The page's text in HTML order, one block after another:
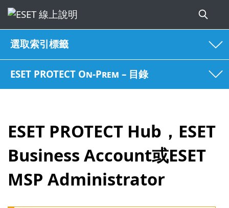
選取索引標籤
ESET PROTECT On-Prem – 目錄
ESET PROTECT Hub，ESET
Business Account或ESET
MSP Administrator